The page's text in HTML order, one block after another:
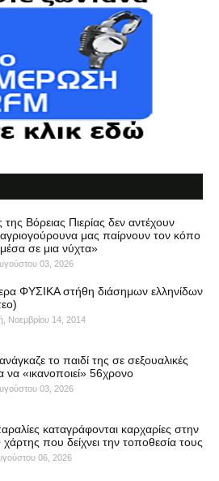
της Βόρειας Πιερίας δεν αντέχουν
μας παίρνουν τον κόπο
σε μια νύχτα»
03, 2026
ΦΥΣΙΚΑ στήθη διάσημων ελληνίδων
Νοεμβρίου 14, 2014
το παιδί της σε σεξουαλικές
να «ικανοποιεί» 56χρονο
03, 2026
καταγράφονται καρχαρίες στην
που δείχνει την τοποθεσία τους
06, 2026